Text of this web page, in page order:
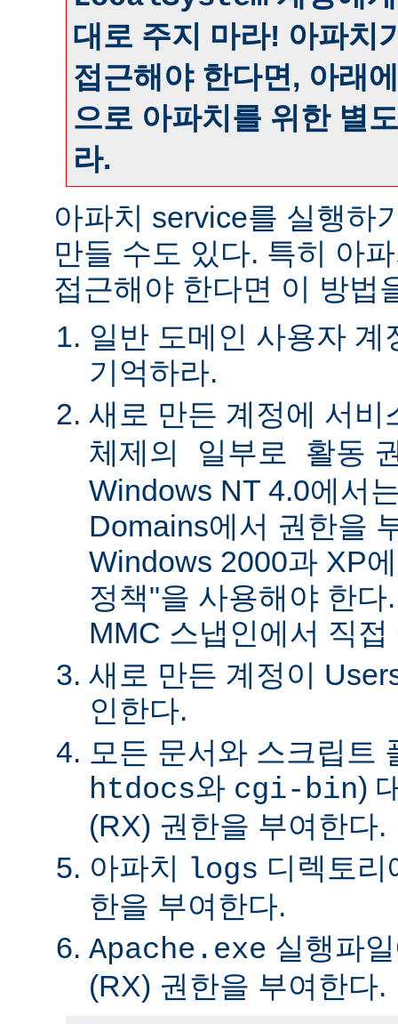
대로 주지 마라! 아파치
접근해야 한다면, 아래
으로 아파치를 위한 별
라.
아파치 service를 실행하
만들 수도 있다. 특히 아
접근해야 한다면 이 방법
일반 도메인 사용자
기억하라.
새로 만든 계정에 서비
체제의 일부로 활동
Windows NT 4.0에서
Domains에서 권한을
Windows 2000과 XP
정책"을 사용해야 한
MMC 스냅인에서 직
새로 만든 계정이
인한다.
모든 문서와 스크립트
htdocs와 cgi-bin)
(RX) 권한을 부여한다.
아파치 logs 디렉토리
한을 부여한다.
Apache.exe 실행파
(RX) 권한을 부여한다.